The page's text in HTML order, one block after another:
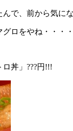
で、前から気に
ロをやね・・・
丼」???円!!!